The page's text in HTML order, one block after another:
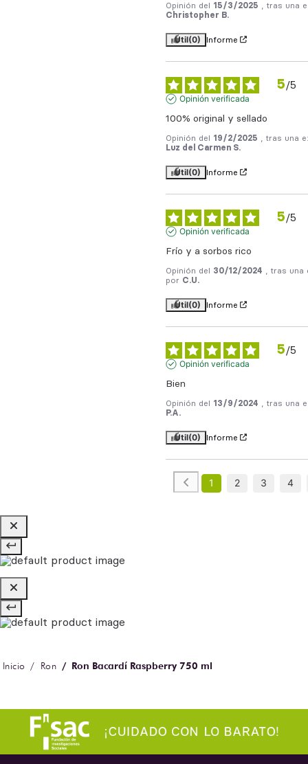
Opinión del 15/3/2025
, tras una
Christopher B.
Útil(0) Informe
5/5
Opinión verificada
100% original y sellado
Opinión del 19/2/2025
, tras una
Luz del Carmen S.
Útil(0) Informe
5/5
Opinión verificada
Frío y a sorbos rico
Opinión del 30/12/2024
, tras
por C.U.
Útil(0) Informe
5/5
Opinión verificada
Bien
Opinión del 13/9/2024
, tras una
P.A.
Útil(0) Informe
1 2 3 4
Ron Ron Bacardí Raspberry 750 ml